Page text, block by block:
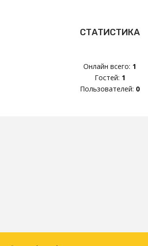
СТАТИСТИКА
Онлайн всего: 1
Гостей: 1
Пользователей: 0